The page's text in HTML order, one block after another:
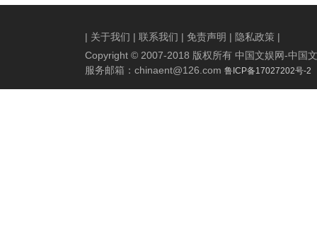
| 关于我们 | 联系我们 | 免责声明 | 隐私政策 |
Copyright © 2007-2018 版权所有 中国文娱网-中国
服务邮箱： chinaent@126.com 鲁ICP备17027202号-2